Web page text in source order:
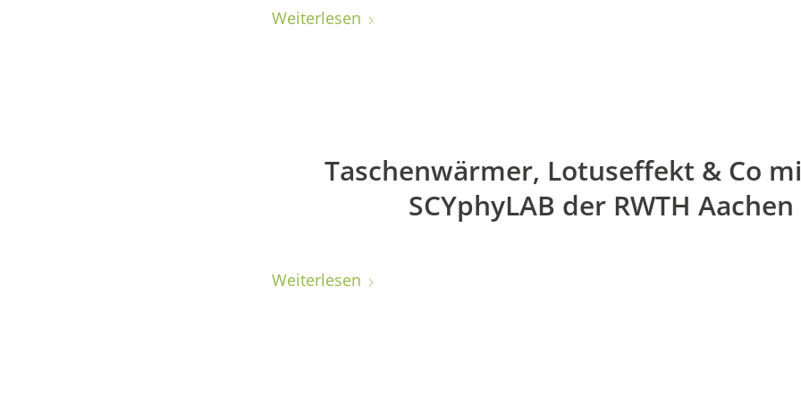
Weiterlesen
Taschenwärmer, Lotuseffekt & Co
SCYphyLAB der RWTH Aachen
Weiterlesen